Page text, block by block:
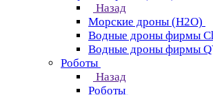
Назад
Морские дроны (H2O)
Водные дроны фирмы
Водные дроны фирмы
Роботы
Назад
Роботы